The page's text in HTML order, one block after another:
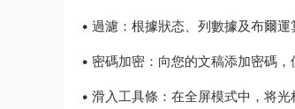
• 過濾：根據狀态、列數據及布爾運
• 密碼加密：向您的文稿添加密碼，
• 滑入工具條：在全屏模式中，将